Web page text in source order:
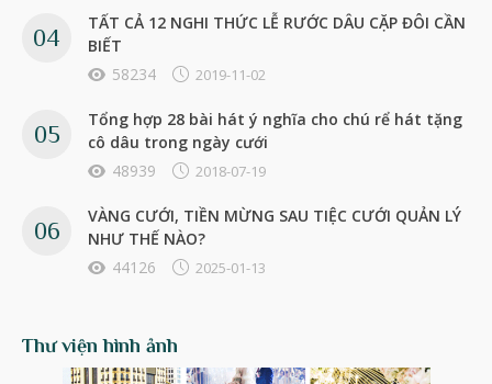
TẤT CẢ 12 NGHI THỨC LỄ RƯỚC DÂU CẶP ĐÔI CẦN
BIẾT
58234
2019-11-02
Tổng hợp 28 bài hát ý nghĩa cho chú rể hát tặng
cô dâu trong ngày cưới
48939
2018-07-19
VÀNG CƯỚI, TIỀN MỪNG SAU TIỆC CƯỚI QUẢN LÝ
NHƯ THẾ NÀO?
44126
2025-01-13
Thư viện hình ảnh